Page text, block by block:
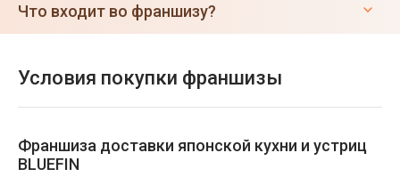
Что входит во франшизу?
Условия покупки франшизы
Франшиза доставки японской кухни и устриц
BLUEFIN